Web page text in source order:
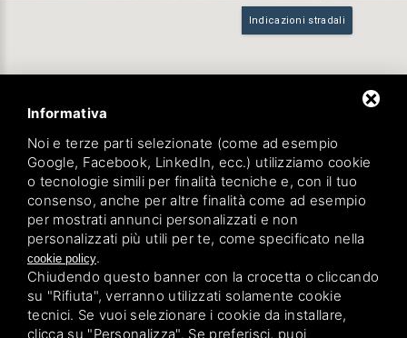
Indicazioni stradali
Informativa
Noi e terze parti selezionate (come ad esempio
Google, Facebook, LinkedIn, ecc.) utilizziamo cookie
o tecnologie simili per finalità tecniche e, con il tuo
consenso, anche per altre finalità come ad esempio
per mostrati annunci personalizzati e non
personalizzati più utili per te, come specificato nella
cookie policy.
Chiudendo questo banner con la crocetta o cliccando
su "Rifiuta", verranno utilizzati solamente cookie
tecnici. Se vuoi selezionare i cookie da installare,
clicca su "Personalizza". Se preferisci, puoi